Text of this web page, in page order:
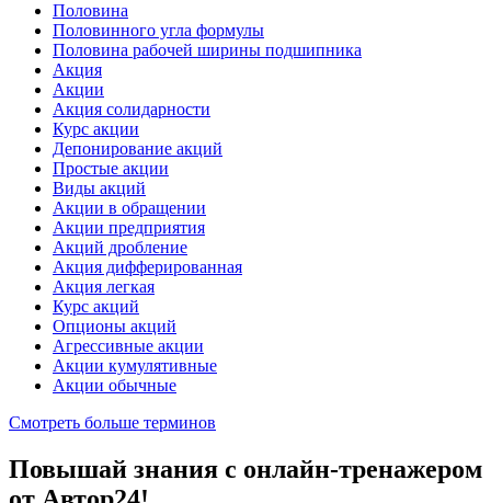
Половина
Половинного угла формулы
Половина рабочей ширины подшипника
Акция
Акции
Акция солидарности
Курс акции
Депонирование акций
Простые акции
Виды акций
Акции в обращении
Акции предприятия
Акций дробление
Акция дифферированная
Акция легкая
Курс акций
Опционы акций
Агрессивные акции
Акции кумулятивные
Акции обычные
Смотреть больше терминов
Повышай знания с онлайн-тренажером